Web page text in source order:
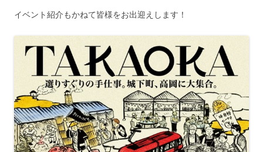
イベント紹介もかねて皆様をお出迎えします！